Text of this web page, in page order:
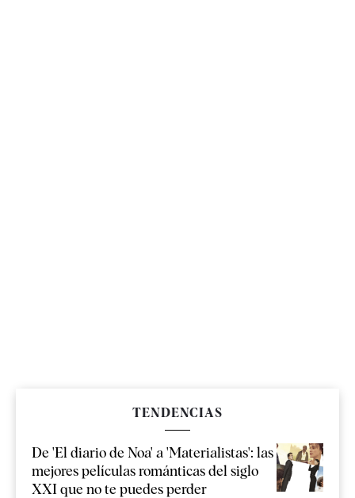
TENDENCIAS
De 'El diario de Noa' a 'Materialistas': las
mejores películas románticas del siglo
XXI que no te puedes perder